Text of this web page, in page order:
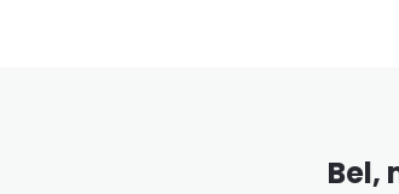
Bel,